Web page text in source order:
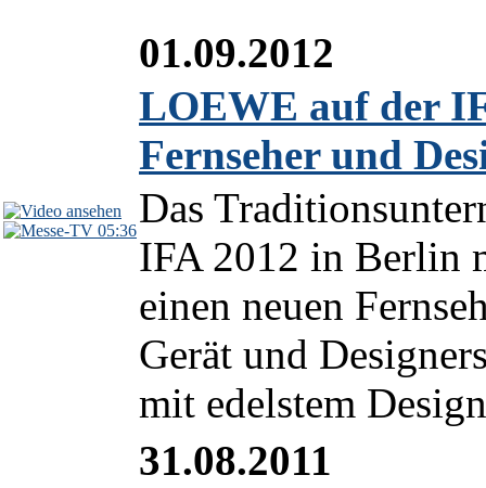
05:36
01.09.2012
LOEWE auf der
Fernseher und
Das
IFA 2012 in Berlin
einen neuen
Gerät und
mit edelstem
31.08.2011